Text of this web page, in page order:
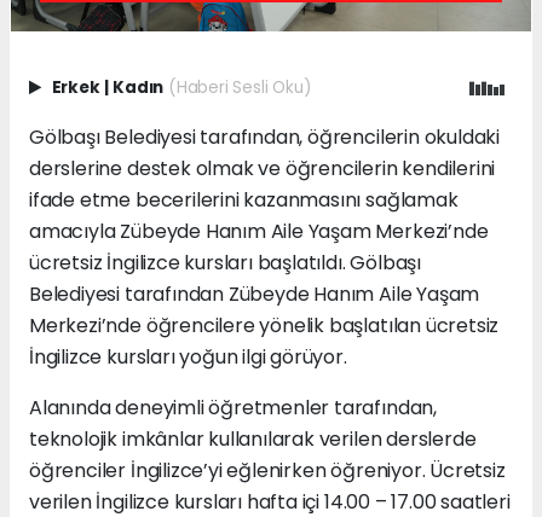
Erkek | Kadın (Haberi Sesli Oku)
Gölbaşı Belediyesi tarafından, öğrencilerin okuldaki
derslerine destek olmak ve öğrencilerin kendilerini
ifade etme becerilerini kazanmasını sağlamak
amacıyla Zübeyde Hanım Aile Yaşam Merkezi’nde
ücretsiz İngilizce kursları başlatıldı. Gölbaşı
Belediyesi tarafından Zübeyde Hanım Aile Yaşam
Merkezi’nde öğrencilere yönelik başlatılan ücretsiz
İngilizce kursları yoğun ilgi görüyor.
Alanında deneyimli öğretmenler tarafından,
teknolojik imkânlar kullanılarak verilen derslerde
öğrenciler İngilizce’yi eğlenirken öğreniyor. Ücretsiz
verilen İngilizce kursları hafta içi 14.00 – 17.00 saatleri